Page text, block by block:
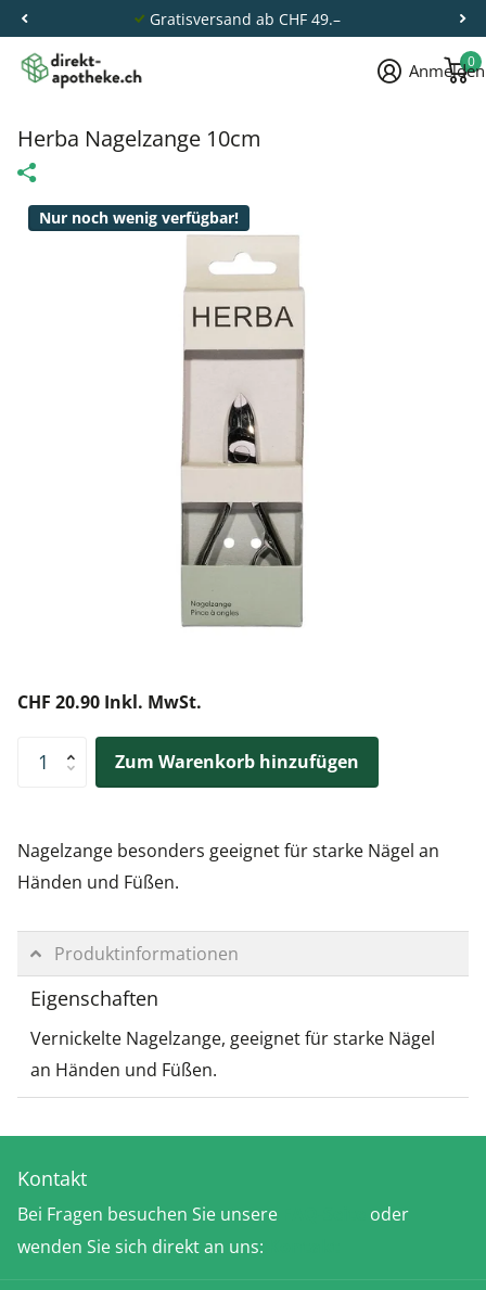
Gratisversand ab CHF 49.–
Anmelden
0
Herba Nagelzange 10cm
Nur noch wenig verfügbar!
CHF 20.90 Inkl. MwSt.
Zum Warenkorb hinzufügen
Nagelzange besonders geeignet für starke Nägel an
Händen und Füßen.
Produktinformationen
Eigenschaften
Vernickelte Nagelzange, geeignet für starke Nägel
an Händen und Füßen.
Kontakt
Bei Fragen besuchen Sie unsere
oder
wenden Sie sich direkt an uns: